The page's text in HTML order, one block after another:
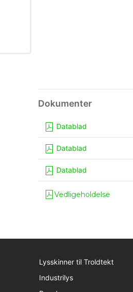
Datablad
Datablad
Datablad
Vedligeholdelse
Lysskinner til Troldtekt
Industrilys